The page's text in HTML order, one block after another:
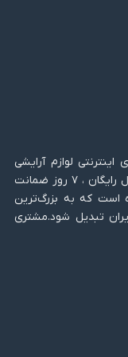
لوازم آرایشی
بهداشتی و زیبایی با پایبندی به سه اصل ارسال رایگان ، ۷ روز ضمانت
است که به بزرگ‌ترین
تبدیل شود.مشتری